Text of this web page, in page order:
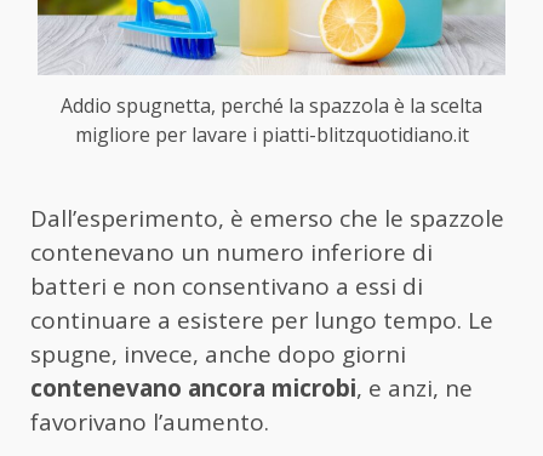
Addio spugnetta, perché la spazzola è la scelta
migliore per lavare i piatti-blitzquotidiano.it
Dall’esperimento, è emerso che le spazzole
contenevano un numero inferiore di
batteri e non consentivano a essi di
continuare a esistere per lungo tempo. Le
spugne, invece, anche dopo giorni
contenevano ancora microbi, e anzi, ne
favorivano l’aumento.